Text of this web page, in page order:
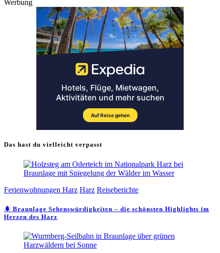
Werbung
Das hast du vielleicht verpasst
Ferienwohnungen Harz Harz Reiseberichte
🌲 Braunlage Sehenswürdigkeiten – die schönsten Highlights im
Herzen des Harz